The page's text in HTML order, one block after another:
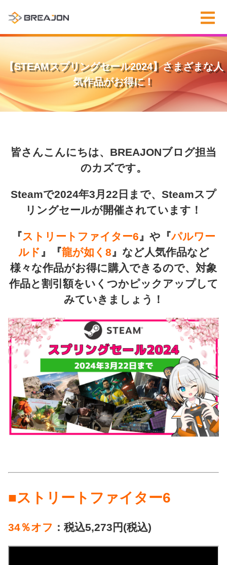
【STEAMスプリングセール2024】さまざまな人
気作品がお得に！
皆さんこんにちは、BREAJONブログ担当
のカズです。
Steamで2024年3月22日まで、Steamスプ
リングセールが開催されています！
『ストリートファイター6』や『パルワー
ルド』『龍が如く8』など人気作品など
様々な作品がお得に購入できるので、対象
作品と割引額をいくつかピックアップして
みていきましょう！
■ストリートファイター6
34％オフ ：税込5,273円(税込)